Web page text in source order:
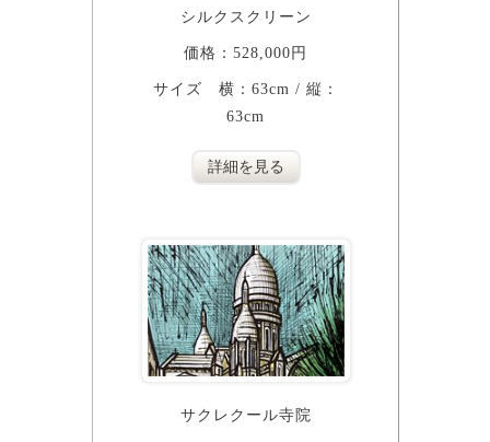
シルクスクリーン
価格：528,000円
サイズ 横：63cm / 縦：
63cm
詳細を見る
サクレクール寺院